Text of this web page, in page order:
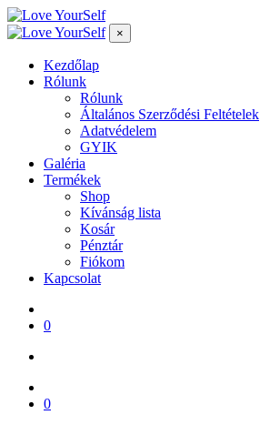
×
Kezdőlap
Rólunk
Rólunk
Általános Szerződési Feltételek
Adatvédelem
GYIK
Galéria
Termékek
Shop
Kívánság lista
Kosár
Pénztár
Fiókom
Kapcsolat
0
0